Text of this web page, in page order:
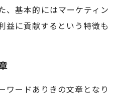
、基本的にはマーケティン
益に貢献するという特徴も
ワードありきの文章となり